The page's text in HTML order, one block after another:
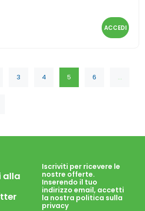
ACCEDI
3 4 5 6 ...
alla
Iscriviti per ricevere le
nostre offerte.
Inserendo il tuo
indirizzo email, accetti
la nostra politica sulla
privacy